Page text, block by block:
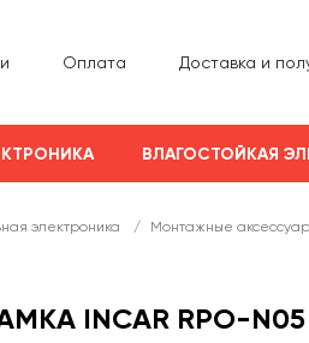
Оплата Доставка и
ВЛАГОСТОЙКАЯ
электроника / Монтажные
INCAR RPO-N05